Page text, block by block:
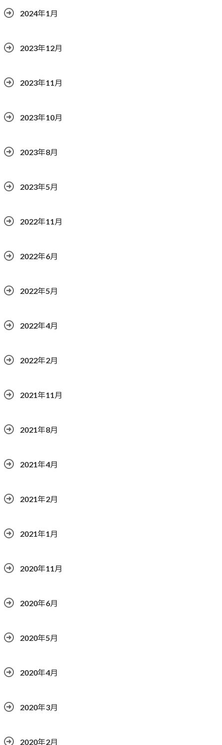
2024年1月
2023年12月
2023年11月
2023年10月
2023年8月
2023年5月
2022年11月
2022年6月
2022年5月
2022年4月
2022年2月
2021年11月
2021年8月
2021年4月
2021年2月
2021年1月
2020年11月
2020年6月
2020年5月
2020年4月
2020年3月
2020年2月